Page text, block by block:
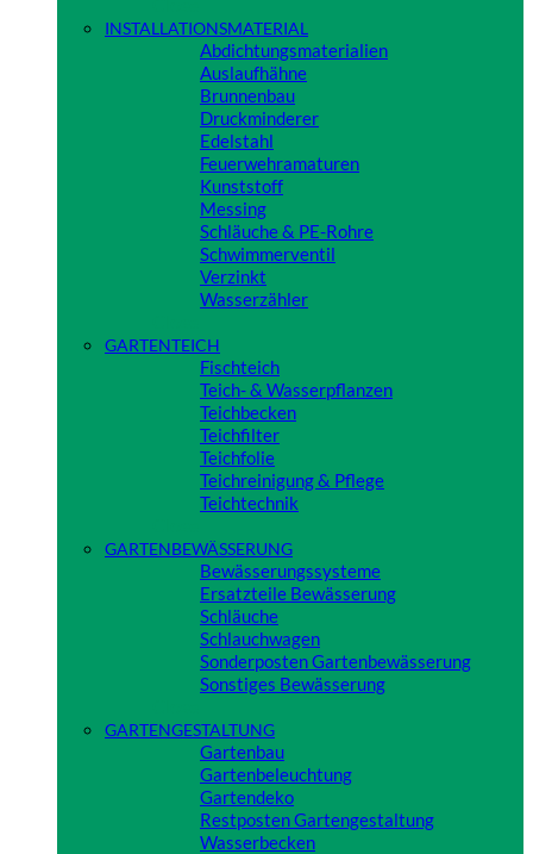
INSTALLATIONSMATERIAL
Abdichtungsmaterialien
Auslaufhähne
Brunnenbau
Druckminderer
Edelstahl
Feuerwehramaturen
Kunststoff
Messing
Schläuche & PE-Rohre
Schwimmerventil
Verzinkt
Wasserzähler
GARTENTEICH
Fischteich
Teich- & Wasserpflanzen
Teichbecken
Teichfilter
Teichfolie
Teichreinigung & Pflege
Teichtechnik
GARTENBEWÄSSERUNG
Bewässerungssysteme
Ersatzteile Bewässerung
Schläuche
Schlauchwagen
Sonderposten Gartenbewässerung
Sonstiges Bewässerung
GARTENGESTALTUNG
Gartenbau
Gartenbeleuchtung
Gartendeko
Restposten Gartengestaltung
Wasserbecken